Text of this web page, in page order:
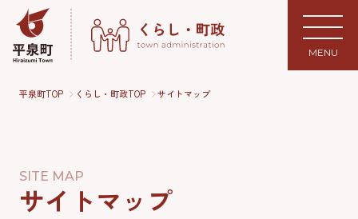
MENU
平泉町TOP くらし・町政TOP サイトマップ
SITE MAP
サイトマップ